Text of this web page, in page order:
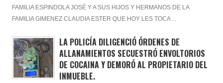
FAMILIA ESPINDOLA JOSÉ Y A SUS HIJOS Y HERMANOS DE LA
FAMILIA GIMENEZ CLAUDIA ESTER QUE HOY LES TOCA ...
LA POLICÍA DILIGENCIÓ ÓRDENES DE
ALLANAMIENTOS SECUESTRÓ ENVOLTORIOS
DE COCAINA Y DEMORÓ AL PROPIETARIO DEL
INMUEBLE.